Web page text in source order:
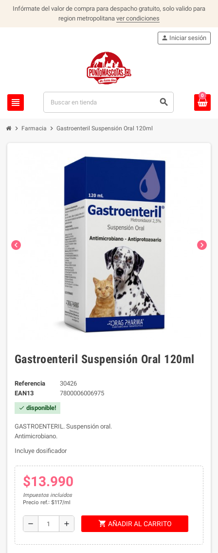
Infórmate del valor de compra para despacho gratuito, solo valido para
region metropolitana ver condiciones
view_headline search
person Iniciar sesión
0
chevron_right Farmacia chevron_right Gastroenteril Suspensión Oral 120ml
chevron_left chevron_right
Gastroenteril Suspensión Oral 120ml
Referencia
30426
EAN13
7800006006975
check disponible!
GASTROENTERIL. Suspensión oral.
Antimicrobiano.
Incluye dosificador
$13.990
Impuestos incluidos
Precio ref.: $117/ml
remove add shopping_cart AÑADIR AL CARRITO